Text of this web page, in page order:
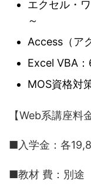
エクセル・
～
Access（ア
Excel VBA
MOS資格対
【Web系講座料
■入学金：各
■教材 費：別途